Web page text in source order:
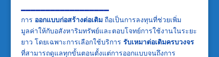
━━━━━━━━━━━━━━━━━━
การ ออกแบบก่อสร้างต่อเติมถือเป็นการลงทุนที่ช่วยเพิ่ม
มูลค่าให้กับอสังหาริมทรัพย์และตอบโจทย์การใช้งานในระยะ
ยาว โดยเฉพาะการเลือกใช้บริการ รับเหมาต่อเติมครบวงจร
ที่สามารถดูแลทุกขั้นตอนตั้งแต่การออกแบบจนถึงการ